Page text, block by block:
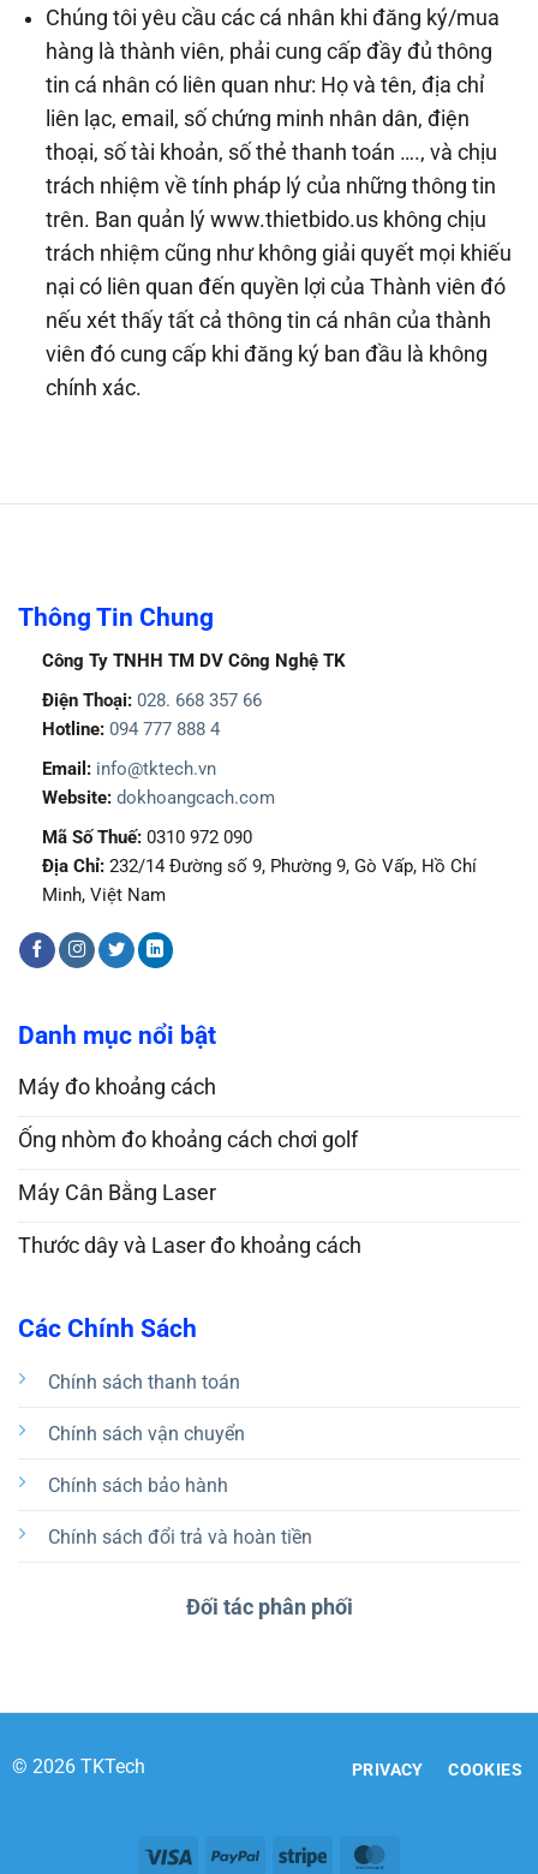
Chúng tôi yêu cầu các cá nhân khi đăng ký/mua
hàng là thành viên, phải cung cấp đầy đủ thông
tin cá nhân có liên quan như: Họ và tên, địa chỉ
liên lạc, email, số chứng minh nhân dân, điện
thoại, số tài khoản, số thẻ thanh toán …., và chịu
trách nhiệm về tính pháp lý của những thông tin
trên. Ban quản lý www.thietbido.us không chịu
trách nhiệm cũng như không giải quyết mọi khiếu
nại có liên quan đến quyền lợi của Thành viên đó
nếu xét thấy tất cả thông tin cá nhân của thành
viên đó cung cấp khi đăng ký ban đầu là không
chính xác.
Thông Tin Chung
Công Ty TNHH TM DV Công Nghệ TK
Điện Thoại:028. 668 357 66
Hotline:094 777 888 4
Email:info@tktech.vn
Website: dokhoangcach.com
Mã Số Thuế: 0310 972 090
Địa Chỉ: 232/14 Đường số 9, Phường 9, Gò Vấp, Hồ Chí
Minh, Việt Nam
Các Chính Sách
Chính sách thanh toán
Chính sách vận chuyển
Chính sách bảo hành
Chính sách đổi trả và hoàn tiền
Đối tác phân phối
Danh mục nổi bật
Máy đo khoảng cách
Ống nhòm đo khoảng cách chơi golf
Máy Cân Bằng Laser
Thước dây và Laser đo khoảng cách
© 2026 TKTech
Visa PayPalStripe
PRIVACY COOKIES